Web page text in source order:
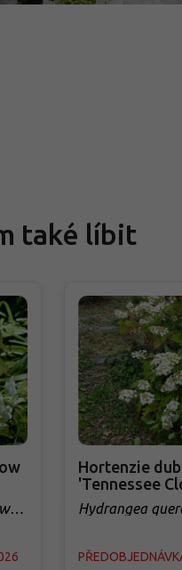
také líbit
Hortenzie
'Tennessee
Hydrangea